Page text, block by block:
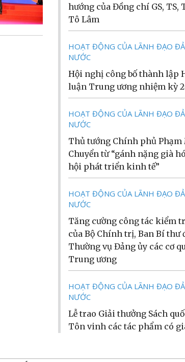
hướng của Đồng chí GS, TS,
Tô Lâm
HOẠT ĐỘNG CỦA LÃNH ĐẠO
NƯỚC
Hội nghị công bố thành lập
luận Trung ương nhiệm kỳ
HOẠT ĐỘNG CỦA LÃNH ĐẠO
NƯỚC
Thủ tướng Chính phủ
Chuyển từ “gánh nặng già
hội phát triển kinh tế”
HOẠT ĐỘNG CỦA LÃNH ĐẠO
NƯỚC
Tăng cường công tác kiểm
của Bộ Chính trị, Ban Bí thư
Thường vụ Đảng ủy các cơ
Trung ương
HOẠT ĐỘNG CỦA LÃNH ĐẠO
NƯỚC
Lễ trao Giải thưởng Sách
Tôn vinh các tác phẩm có